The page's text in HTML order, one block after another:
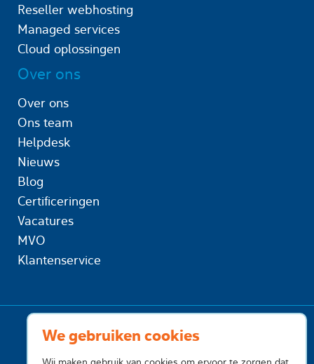
We gebruiken cookies
Reseller webhosting
Managed services
Cloud oplossingen
Over ons
Over ons
Ons team
Helpdesk
Nieuws
Blog
Certificeringen
Vacatures
MVO
Klantenservice